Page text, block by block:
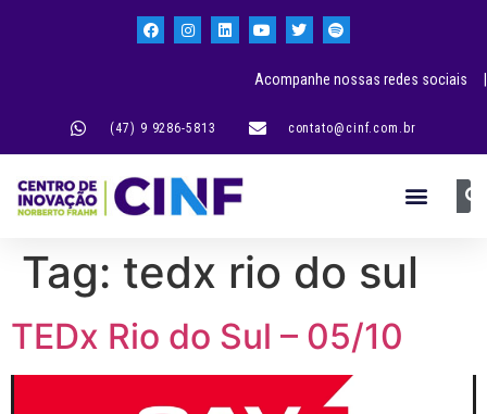
(47) 9 9286-5813 contato@cinf.com.br
Acompanhe nossas redes sociais |
Tag: tedx rio do sul
TEDx Rio do Sul – 05/10